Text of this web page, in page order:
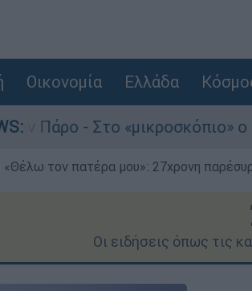
Οικονομία Ελλάδα
ο ρόλος του
«Θέλω τον πατέρα μου»: 27χρονη
Οι ειδήσεις όπως τις